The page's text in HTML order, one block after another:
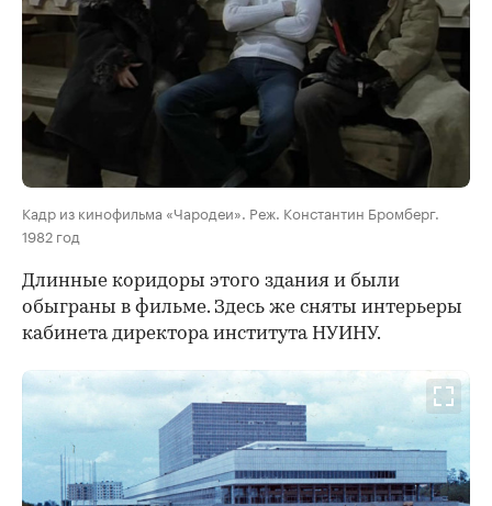
Кадр из кинофильма «Чародеи». Реж. Константин Бромберг.
1982 год
Длинные коридоры этого здания и были
обыграны в фильме. Здесь же сняты интерьеры
кабинета директора института НУИНУ.